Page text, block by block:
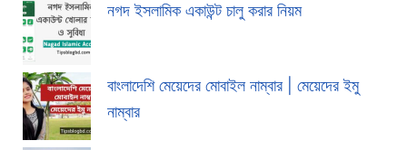
নগদ ইসলামিক একাউন্ট চালু করার নিয়ম
বাংলাদেশি মেয়েদের মোবাইল নাম্বার | মেয়েদের ইমু
নাম্বার